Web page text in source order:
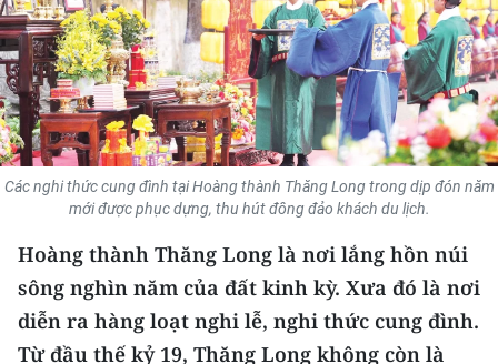
GIÁO DỤC
Y TẾ
KHOA HỌC - CÔNG NGHỆ
MÔI TRƯỜNG
KIỂM CHỨNG THÔNG TIN
TRI THỨC CHUYÊN SÂU
Các nghi thức cung đình tại Hoàng thành Thăng Long trong dịp đón năm
mới được phục dựng, thu hút đông đảo khách du lịch.
Hoàng thành Thăng Long là nơi lắng hồn núi
sông nghìn năm của đất kinh kỳ. Xưa đó là nơi
diễn ra hàng loạt nghi lễ, nghi thức cung đình.
Từ đầu thế kỷ 19, Thăng Long không còn là